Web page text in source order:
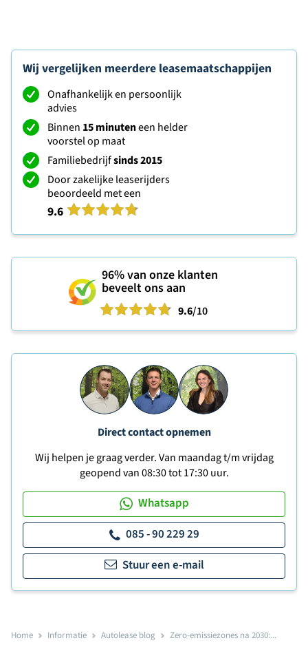
Wij vergelijken meerdere leasemaatschappijen
Onafhankelijk en persoonlijk
advies
Binnen 15 minuteneen helder
voorstel op maat
Familiebedrijfsinds 2015
Door zakelijke leaserijders
beoordeeld met een
9.6
96%van onze klanten
beveelt ons aan
9.6/10
Direct contact opnemen
Wij helpen je graag verder. Van maandag t/m vrijdag
geopend van 08:30 tot 17:30 uur.
Whatsapp
085 - 90 229 29
Stuur een e-mail
Home Informatie Autolease blog Zero-emissiezones na 2030:...